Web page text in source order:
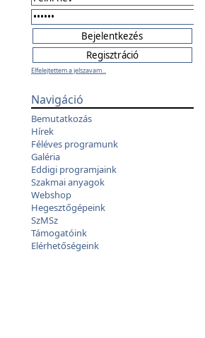
Elfelejtettem a jelszavam...
Navigáció
Bemutatkozás
Hírek
Féléves programunk
Galéria
Eddigi programjaink
Szakmai anyagok
Webshop
Hegesztőgépeink
SzMSz
Támogatóink
Elérhetőségeink